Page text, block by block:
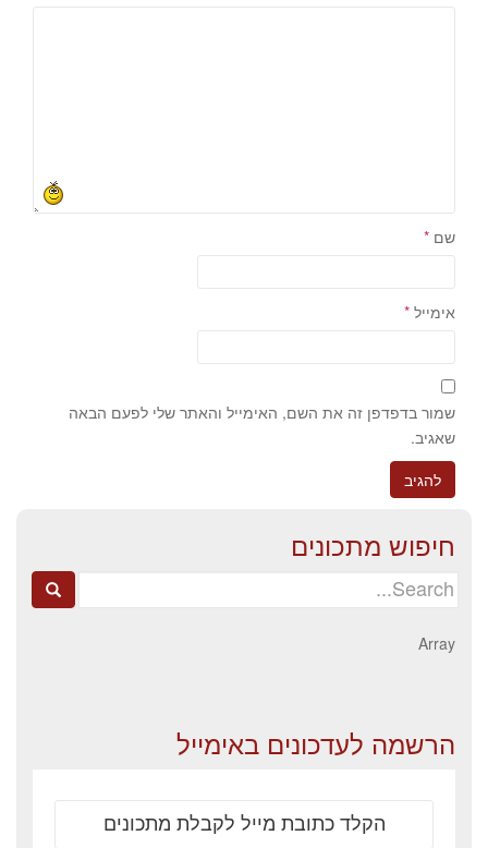
שם *
אימייל *
שמור בדפדפן זה את השם, האימייל והאתר שלי לפעם הבאה
שאגיב.
חיפוש מתכונים
Search
Array
הרשמה לעדכונים באימייל